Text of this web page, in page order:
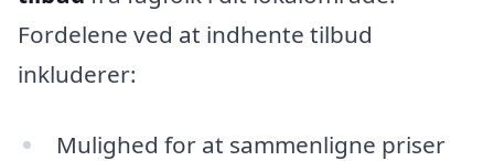
Fordelene ved at indhente tilbud
inkluderer:
Mulighed for at sammenligne priser